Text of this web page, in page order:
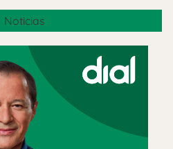
Noticias